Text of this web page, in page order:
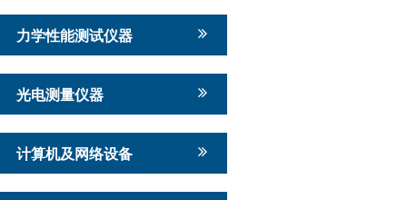
力学性能测试仪器
光电测量仪器
计算机及网络设备